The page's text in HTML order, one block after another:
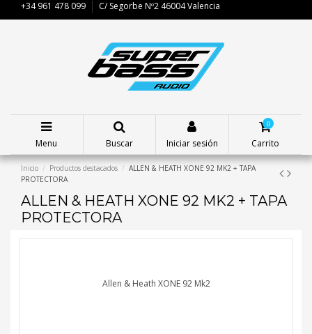
+34 961 478 099 C/ Segorbe Nº2 46004 Valencia
Menu Buscar Iniciar sesión
0
Carrito
Inicio Productos destacados
ALLEN & HEATH XONE 92 MK2 + TAPA
PROTECTORA
ALLEN & HEATH XONE 92 MK2 + TAPA
PROTECTORA
Allen & Heath XONE 92 Mk2